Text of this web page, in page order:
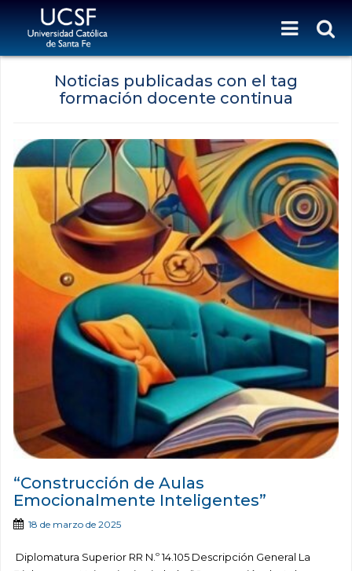
Noticias publicadas con el tag
formación docente continua
“Construcción de Aulas
Emocionalmente Inteligentes”
18 de marzo de 2025
Diplomatura Superior RR N.º 14.105 Descripción General La